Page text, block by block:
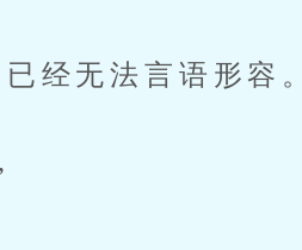
经无法言语形容。